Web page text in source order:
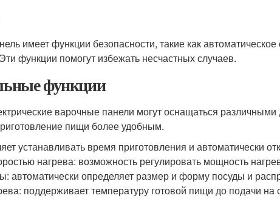
имеет функции безопасности, такие как
функции помогут избежать несчастных случаев.
функции
варочные панели могут оснащаться
пищи более удобным.
устанавливать время приготовления и автоматически
нагрева: возможность регулировать мощность
автоматически определяет размер и форму посуды и
поддерживает температуру готовой пищи до подачи на